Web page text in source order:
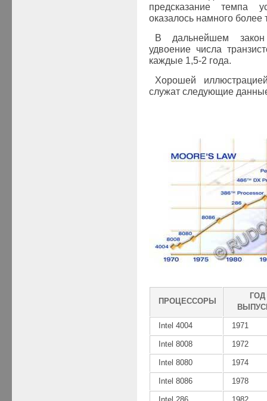
предсказание темпа
оказалось намного
В дальнейшем
удвоение числа
каждые 1,5-2 года.
Хорошей
служат следующие
ПРОЦЕССОРЫ
ГОД
Intel 4004 1971
Intel 8008 1972
Intel 8080 1974
Intel 8086 1978